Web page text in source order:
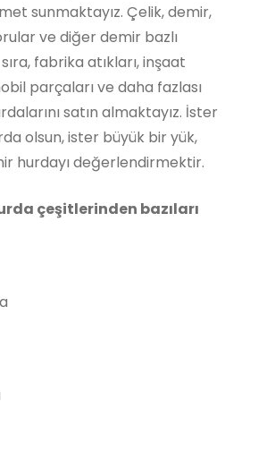
sunmaktayız. Çelik, demir,
ve diğer demir bazlı
fabrika atıkları, inşaat
parçaları ve daha fazlası
satın almaktayız. İster
olsun, ister büyük bir yük,
hurdayı değerlendirmektir.
çeşitlerinden bazıları